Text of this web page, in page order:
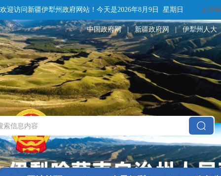
欢迎访问新疆伊犁州政府网站！ 今天是2026年8月9日 星期日 无障碍
中国政府网 | 新疆政府网 | 伊犁州人大